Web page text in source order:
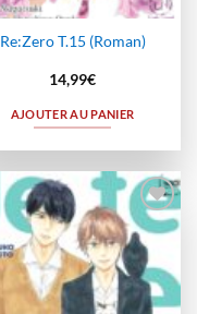
Re:Zero T.15 (Roman)
14,99€
AJOUTER AU PANIER
Ajouter
à la
wishlist